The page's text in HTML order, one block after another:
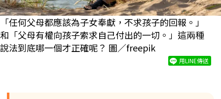
「任何父母都應該為子女奉獻，不求孩子的回報。」
和「父母有權向孩子索求自己付出的一切。」這兩種
說法到底哪一個才正確呢？ 圖／freepik
用LINE傳送